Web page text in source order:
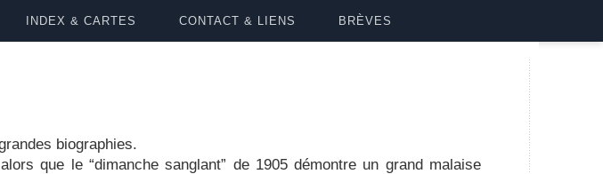
INDEX & CARTES CONTACT & LIENS BRÈVES
biographies.
que le “dimanche sanglant” de 1905 démontre un grand malaise